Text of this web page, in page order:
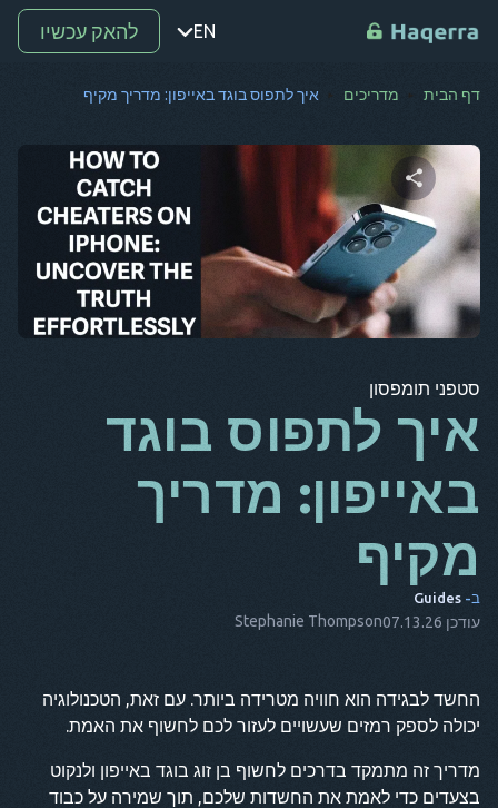
EN
SV
קו
BG
CS
שישי
ES
נקודה
להאק עכשיו
דף הבית מדריכים איך לתפוס בוגד באייפון: מדריך מקיף
שתף מאמר זה
טוויטר פייסבוק העתק קישור
סטפני תומפסון
איך לתפוס בוגד
באייפון: מדריך
מקיף
ב- Guides
עודכן 07.13.26 Stephanie Thompson
החשד לבגידה הוא חוויה מטרידה ביותר. עם זאת, הטכנולוגיה
יכולה לספק רמזים שעשויים לעזור לכם לחשוף את האמת.
מדריך זה מתמקד בדרכים לחשוף בן זוג בוגד באייפון ולנקוט
בצעדים כדי לאמת את החשדות שלכם, תוך שמירה על כבוד